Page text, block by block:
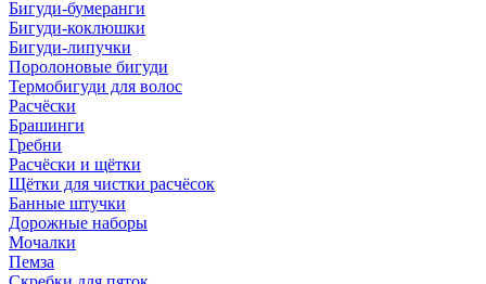
Бигуди-бумеранги
Бигуди-коклюшки
Бигуди-липучки
Поролоновые бигуди
Термобигуди для волос
Расчёски
Брашинги
Гребни
Расчёски и щётки
Щётки для чистки расчёсок
Банные штучки
Дорожные наборы
Мочалки
Пемза